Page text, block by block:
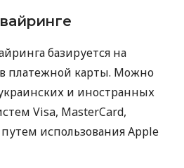
базируется на
платежной карты. Можно
и иностранных
Visa, MasterCard,
использования Apple